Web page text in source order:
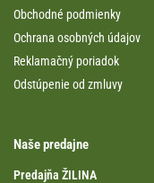
Obchodné podmienky
Ochrana osobných údajov
Reklamačný poriadok
Odstúpenie od zmluvy
Naše predajne
Predajňa ŽILINA